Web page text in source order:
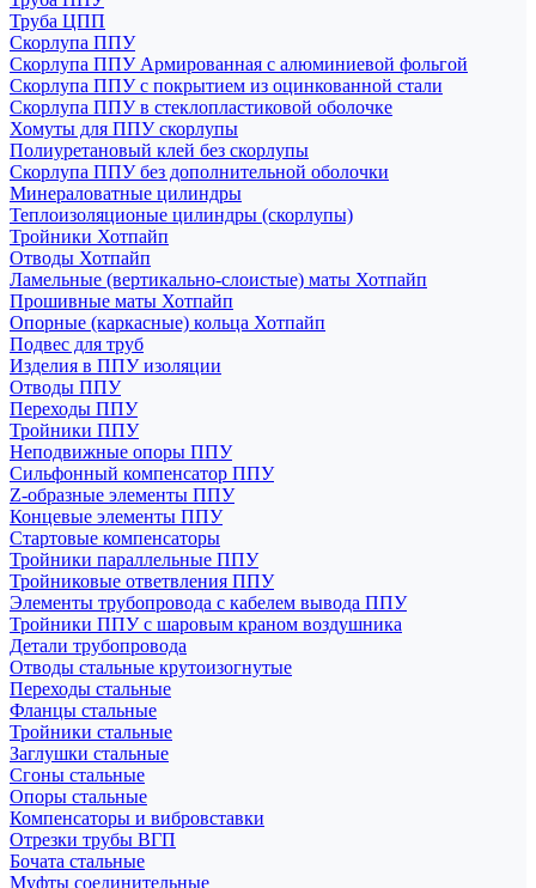
Труба ЦПП
Скорлупа ППУ
Скорлупа ППУ Армированная с алюминиевой фольгой
Скорлупа ППУ с покрытием из оцинкованной стали
Скорлупа ППУ в стеклопластиковой оболочке
Хомуты для ППУ скорлупы
Полиуретановый клей без скорлупы
Скорлупа ППУ без дополнительной оболочки
Минераловатные цилиндры
Теплоизоляционые цилиндры (скорлупы)
Тройники Хотпайп
Отводы Хотпайп
Ламельные (вертикально-слоистые) маты Хотпайп
Прошивные маты Хотпайп
Опорные (каркасные) кольца Хотпайп
Подвес для труб
Изделия в ППУ изоляции
Отводы ППУ
Переходы ППУ
Тройники ППУ
Неподвижные опоры ППУ
Cильфонный компенсатор ППУ
Z-образные элементы ППУ
Концевые элементы ППУ
Стартовые компенсаторы
Тройники параллельные ППУ
Тройниковые ответвления ППУ
Элементы трубопровода с кабелем вывода ППУ
Тройники ППУ с шаровым краном воздушника
Детали трубопровода
Отводы стальные крутоизогнутые
Переходы стальные
Фланцы стальные
Тройники стальные
Заглушки стальные
Сгоны стальные
Опоры стальные
Компенсаторы и вибровставки
Отрезки трубы ВГП
Бочата стальные
Муфты соединительные